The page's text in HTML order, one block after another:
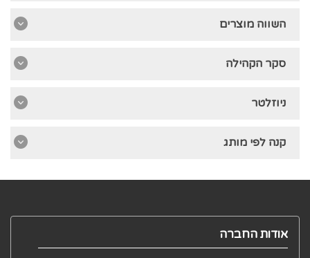
השווה מוצרים
סקר הקהילה
ניוזלטר
קנה לפי מותג
אודות החברה